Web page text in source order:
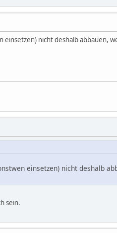
nicht deshalb abbauen,
einsetzen) nicht deshalb
sein.